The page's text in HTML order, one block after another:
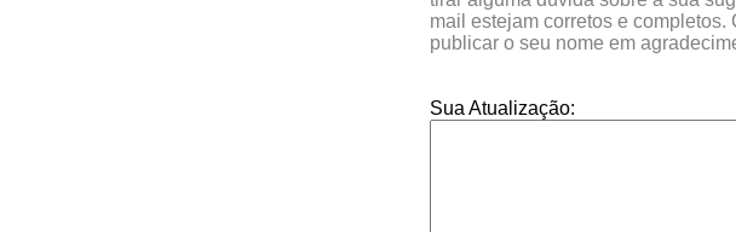
mail estejam corretos e
publicar o seu nome em
Sua Atualização: